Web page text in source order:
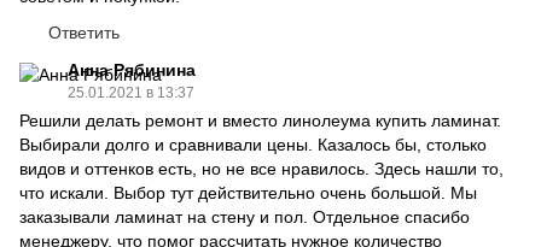
Ответить
Анна Рябинина
25.01.2021 в 13:37
Решили делать ремонт и вместо линолеума купить ламинат.
Выбирали долго и сравнивали цены. Казалось бы, столько
видов и оттенков есть, но не все нравилось. Здесь нашли то,
что искали. Выбор тут действительно очень большой. Мы
заказывали ламинат на стену и пол. Отдельное спасибо
менеджеру, что помог рассчитать нужное количество